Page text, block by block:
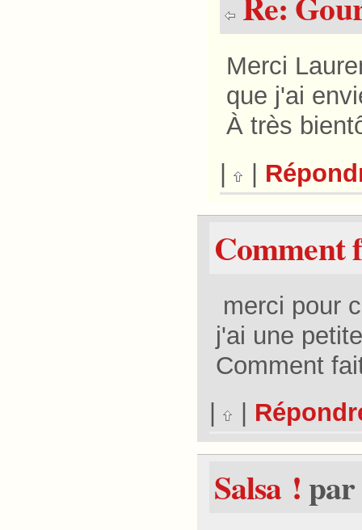
Merci
que j'ai
À très
|
|
Comment
merci pour
j'ai une
Comment
Salsa !par